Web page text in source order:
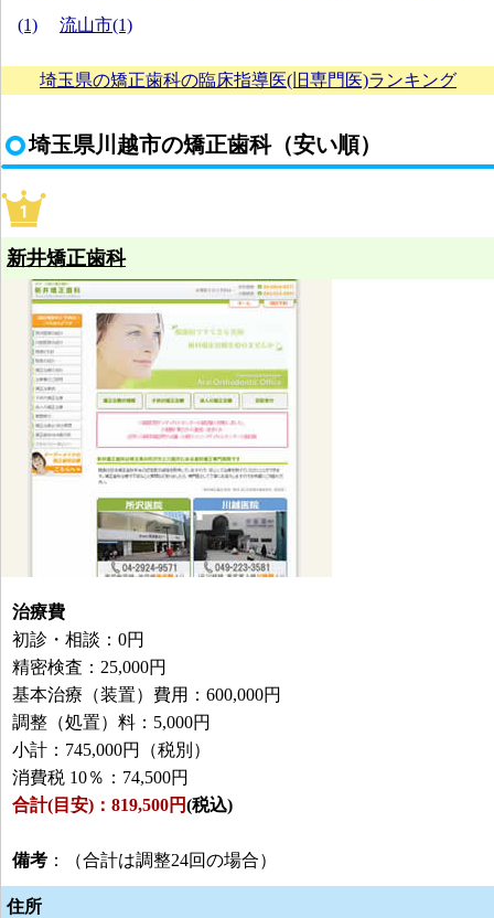
(1)
流山市(1)
埼玉県の矯正歯科の臨床指導医(旧専門医)ランキング
埼玉県川越市の矯正歯科（安い順）
新井矯正歯科
治療費
初診・相談：0円
精密検査：25,000円
基本治療（装置）費用：600,000円
調整（処置）料：5,000円
小計：745,000円（税別）
消費税 10％：74,500円
合計(目安)：819,500円(税込)
備考 ：（合計は調整24回の場合）
住所